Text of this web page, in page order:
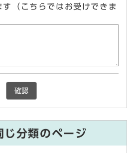
（こちらではお受けできま
確認
じ分類のページ